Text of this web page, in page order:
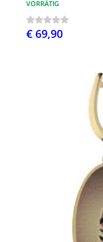
VORRÄTIG
€ 69,90